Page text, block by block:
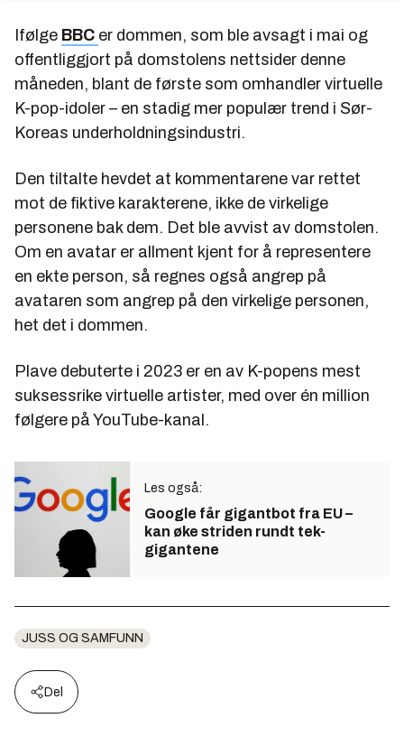
Ifølge BBC er dommen, som ble avsagt i mai og
offentliggjort på domstolens nettsider denne
måneden, blant de første som omhandler virtuelle
K-pop-idoler – en stadig mer populær trend i Sør-
Koreas underholdningsindustri.
Den tiltalte hevdet at kommentarene var rettet
mot de fiktive karakterene, ikke de virkelige
personene bak dem. Det ble avvist av domstolen.
Om en avatar er allment kjent for å representere
en ekte person, så regnes også angrep på
avataren som angrep på den virkelige personen,
het det i dommen.
Plave debuterte i 2023 er en av K-popens mest
suksessrike virtuelle artister, med over én million
følgere på YouTube-kanal.
Les også:
Google får gigantbot fra EU –
kan øke striden rundt tek-
gigantene
JUSS OG SAMFUNN
Del